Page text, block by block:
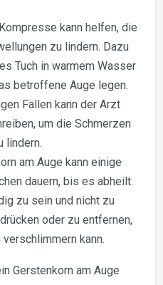
kann helfen, die
zu lindern. Dazu
Tuch in warmem Wasser
betroffene Auge legen.
Fällen kann der Arzt
um die Schmerzen
lindern.
am Auge kann einige
dauern, bis es abheilt.
zu sein und nicht zu
oder zu entfernen,
kann.
Gerstenkorn am Auge